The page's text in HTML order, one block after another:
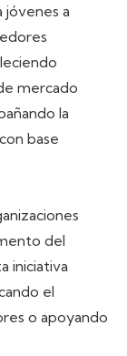
jóvenes a
mercado
la
base
del
iniciativa
el
o apoyando